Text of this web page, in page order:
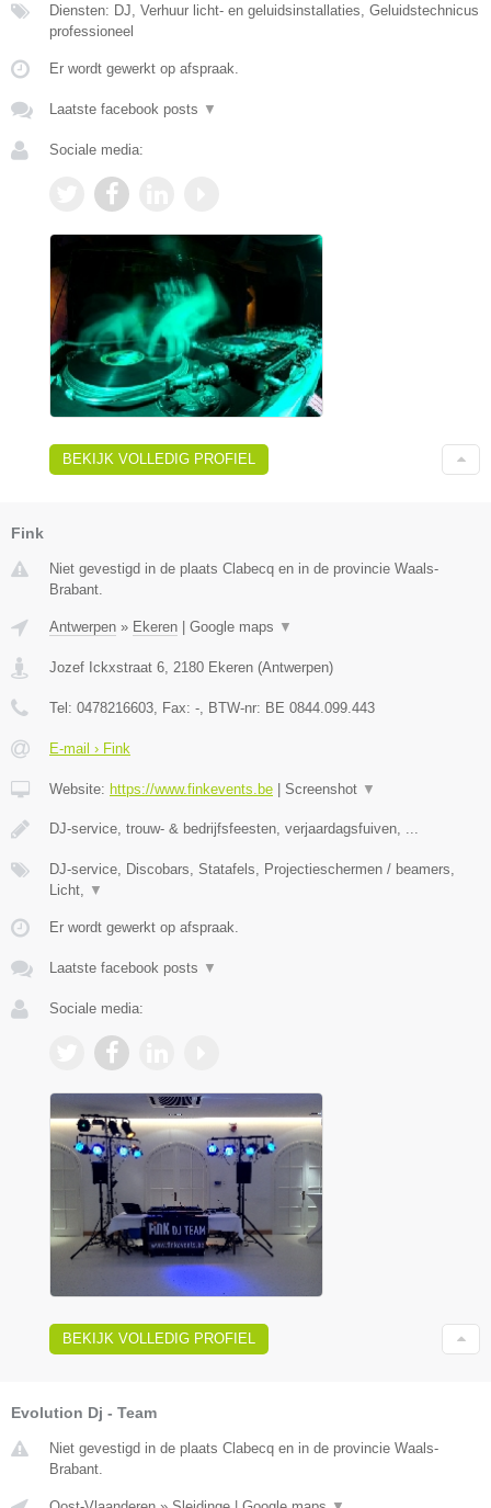
Diensten: DJ, Verhuur licht- en geluidsinstallaties, Geluidstechnicus
professioneel
Er wordt gewerkt op afspraak.
Laatste facebook posts ▼
Sociale media:
BEKIJK VOLLEDIG PROFIEL
Fink
Niet gevestigd in de plaats Clabecq en in de provincie Waals-
Brabant.
Antwerpen » Ekeren | Google maps ▼
Jozef Ickxstraat 6 2180 Ekeren (Antwerpen)
Tel: 0478216603 , Fax: - , BTW-nr: BE 0844.099.443
E-mail › Fink
Website: https://www.finkevents.be | Screenshot ▼
DJ-service, trouw- & bedrijfsfeesten, verjaardagsfuiven, ...
DJ-service, Discobars, Statafels, Projectieschermen / beamers,
Licht,
▼
Er wordt gewerkt op afspraak.
Laatste facebook posts ▼
Sociale media:
BEKIJK VOLLEDIG PROFIEL
Evolution Dj - Team
Niet gevestigd in de plaats Clabecq en in de provincie Waals-
Brabant.